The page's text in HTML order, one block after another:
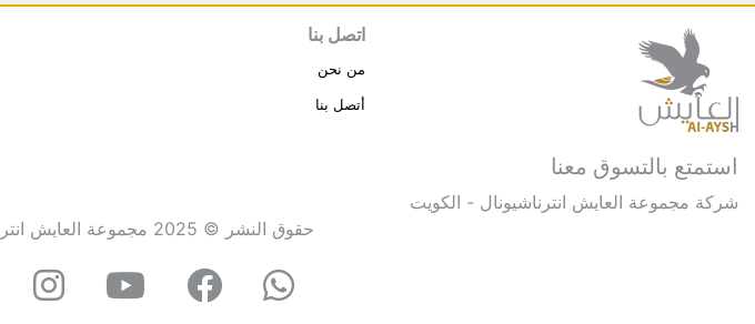
استمتع بالتسوق معنا
شركة مجموعة العايش انترناشيونال - الكويت
اتصل بنا
من نحن
أتصل بنا
حقوق النشر © 2025 مجموعة العايش انترناشيونال . كل الحقوق محفوظة.